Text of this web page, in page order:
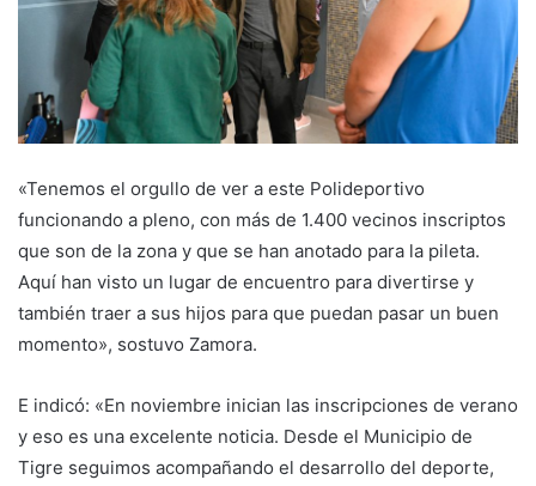
«Tenemos el orgullo de ver a este Polideportivo
funcionando a pleno, con más de 1.400 vecinos inscriptos
que son de la zona y que se han anotado para la pileta.
Aquí han visto un lugar de encuentro para divertirse y
también traer a sus hijos para que puedan pasar un buen
momento», sostuvo Zamora.
E indicó: «En noviembre inician las inscripciones de verano
y eso es una excelente noticia. Desde el Municipio de
Tigre seguimos acompañando el desarrollo del deporte,